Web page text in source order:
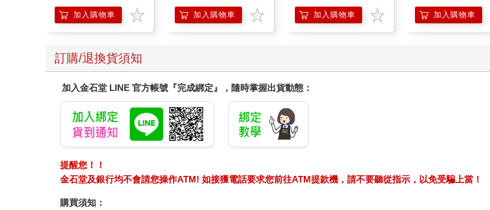
加入購物車 加入購物車 加入購物車 加入購物車
訂購/退換貨須知
加入金石堂 LINE 官方帳號『完成綁定』，隨時掌握出貨動態：
提醒您！！
金石堂及銀行均不會請您操作ATM! 如接獲電話要求您前往ATM提款機，請不要聽從指示，以免受騙上當！
購買須知：